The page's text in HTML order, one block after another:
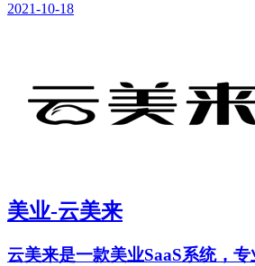
2021-10-18
美业-云美来
云美来是一款美业SaaS系统，